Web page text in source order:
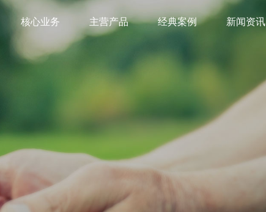
核心业务 主营产品 经典案例 新闻资讯